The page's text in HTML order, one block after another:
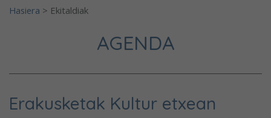
Hasiera > Ekitaldiak
AGENDA
Erakusketak Kultur etxean